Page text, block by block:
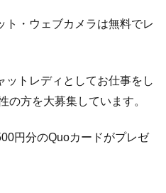
ト・ウェブカメラは無料でレ
ットレディとしてお仕事をし
の方を大募集しています。
円分のQuoカードがプレゼ